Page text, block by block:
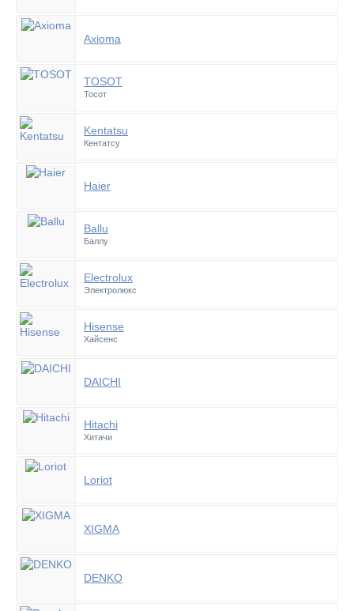
Axioma
TOSOT
Тосот
Kentatsu
Кентатсу
Haier
Ballu
Баллу
Electrolux
Электролюкс
Hisense
Хайсенс
DAICHI
Hitachi
Хитачи
Loriot
XIGMA
DENKO